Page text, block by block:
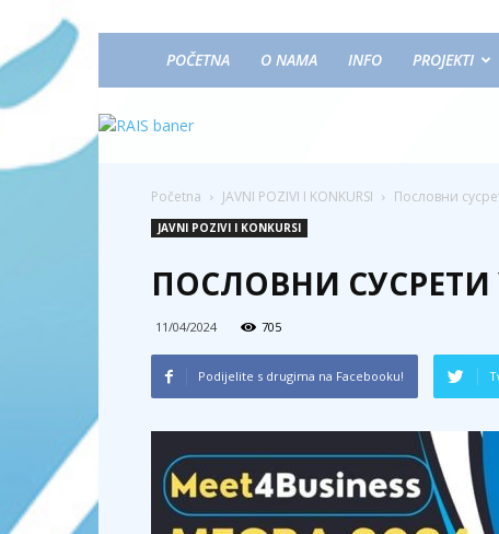
POČETNA O NAMA INFO PROJEKTI
Početna JAVNI POZIVI I KONKURSI Пословни
JAVNI POZIVI I KONKURSI
ПОСЛОВНИ СУСРЕТИ
11/04/2024 705
Podijelite s drugima na Facebooku!